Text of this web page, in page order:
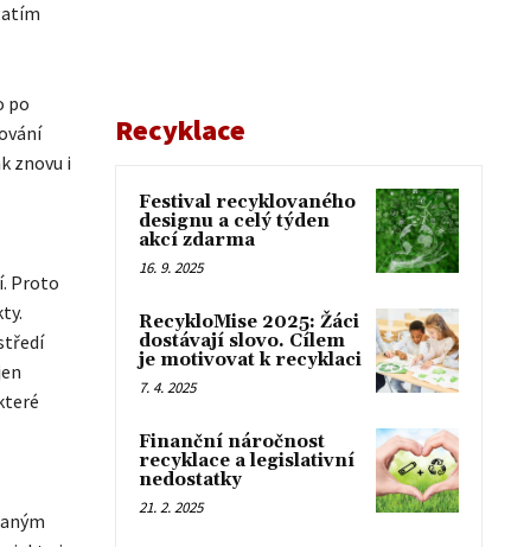
po
znovu i
Proto
Recyklace
Festival recyklovaného
designu a celý týden
akcí zdarma
16. 9. 2025
RecykloMise 2025: Žáci
dostávají slovo. Cílem
je motivovat k recyklaci
7. 4. 2025
Finanční náročnost
recyklace a legislativní
nedostatky
21. 2. 2025